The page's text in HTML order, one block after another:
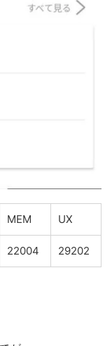
MEM UX
22004 29202